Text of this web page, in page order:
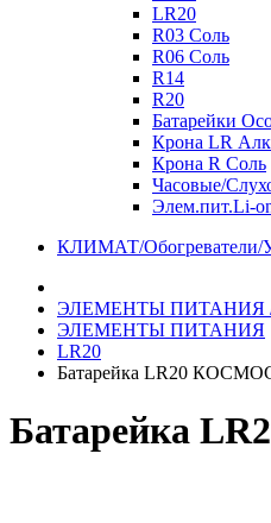
LR20
R03 Соль
R06 Соль
R14
R20
Батарейки
Крона LR
Крона R Соль
Часовые/
Элем.пит.Li-
КЛИМАТ/Обогреватели/
ЭЛЕМЕНТЫ ПИТАНИЯ
ЭЛЕМЕНТЫ ПИТАНИЯ
LR20
Батарейка LR20
Батарейка